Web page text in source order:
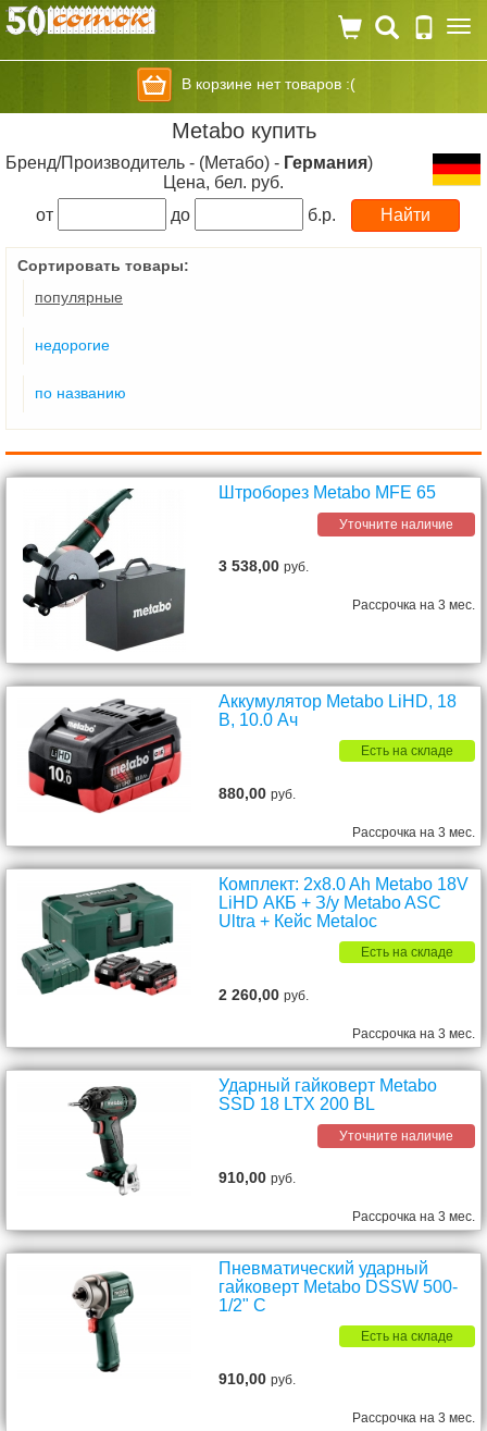
В корзине нет товаров :(
Metabo купить
Бренд/Производитель - (Метабо) - Германия)
Цена, бел. руб.
от
до б.р.
Сортировать товары:
популярные
недорогие
по названию
Штроборез Metabo MFE 65
Уточните наличие
3 538,00руб.
Рассрочка на 3 мес.
Аккумулятор Metabo LiHD, 18
В, 10.0 Ач
Есть на складе
880,00руб.
Рассрочка на 3 мес.
Комплект: 2x8.0 Ah Metabo 18V
LiHD АКБ + З/у Metabo ASC
Ultra + Кейс Metaloc
Есть на складе
2 260,00руб.
Рассрочка на 3 мес.
Ударный гайковерт Metabo
SSD 18 LTX 200 BL
Уточните наличие
910,00руб.
Рассрочка на 3 мес.
Пневматический ударный
гайковерт Metabo DSSW 500-
1/2" C
Есть на складе
910,00руб.
Рассрочка на 3 мес.